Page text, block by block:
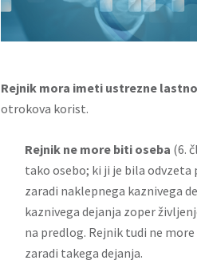
Rejnik mora imeti ustrezne
otrokova korist.
Rejnik ne more biti oseba (6.
tako osebo; ki ji je bila
zaradi naklepnega kaznivega
kaznivega dejanja zoper
na predlog. Rejnik tudi ne
zaradi takega dejanja.